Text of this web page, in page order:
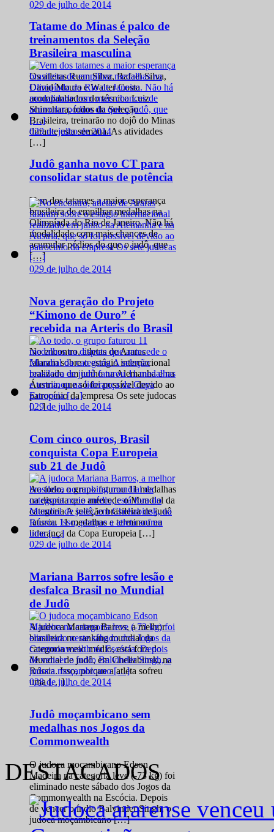
029 de julho de 2014
Tatame do Minas é palco de
treinamentos da Seleção
Brasileira masculina
Os atletas Ruan Silva, Rafael Silva,
David Moura e Walter Costa
acompanhados do técnico Luiz
Shinohara, todos da Seleção
Brasileira, treinarão no dojô do Minas
durante esta semana. As atividades
[…]
029 de julho de 2014
Judô ganha novo CT para
consolidar status de potência
Vem dos tatames a maior esperança
brasileira de empilhar medalhas na
Olimpíada do Rio de Janeiro. Não há
modalidade com mais chances de
acumular pódios do que o judô, que
[…]
029 de julho de 2014
Nova geração do Projeto
“Kimono de Ouro” é
recebida na Arteris do Brasil
No encontro, atletas de Araras
falaram sobre o estágio internacional
realizado em junho na Alemanha e na
Áustria, que só foi possível devido ao
patrocínio da empresa Os sete judocas
[…]
029 de julho de 2014
Com cinco ouros, Brasil
conquista Copa Europeia
sub 21 de Judô
Ao todo, o grupo faturou 11 medalhas
na disputa que antecede o Mundial da
categoria A seleção brasileira de judô
faturou 11 medalhas e terminou na
liderança da Copa Europeia […]
029 de julho de 2014
Mariana Barros sofre lesão e
desfalca Brasil no Mundial
de Judô
A judoca Mariana Barros, a melhor
brasileira no ranking mundial da
categoria meio médio, está fora do
Mundial de judô, em Cheliabinsk, na
Rússia. Isso, porque a atleta sofreu
uma […]
028 de julho de 2014
Judô moçambicano sem
medalhas nos Jogos da
Commonwealth
O judoca moçambicano Edson
Madeira na categoria leve (-73 kg) foi
eliminado neste sábado dos Jogos da
Commonwealth na Escócia. Depois
de vencer o índio Balvinder Singh, o
judoca moçambicano […]
DESTACADOS